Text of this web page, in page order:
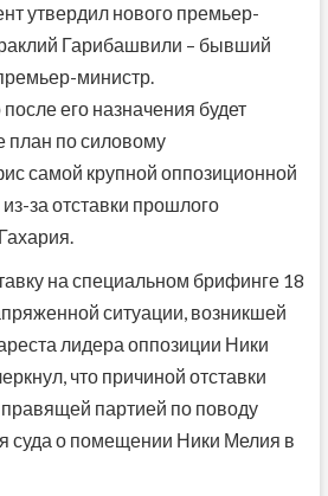
утвердил нового премьер-
Гарибашвили – бывший
министр.
его назначения будет
план по силовому
самой крупной оппозиционной
за отставки прошлого
на специальном брифинге 18
ситуации, возникшей
лидера оппозиции Ники
что причиной отставки
правящей партией по поводу
суда о помещении Ники Мелия в